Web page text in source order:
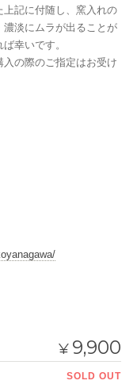
上記に付随し、窯入れの
濃淡にムラが出ることが
幸いです。
の際のご指定はお受け
¥ 9,900
SOLD OUT